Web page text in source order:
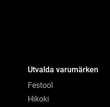
Utvalda varumärken
Festool
Hikoki